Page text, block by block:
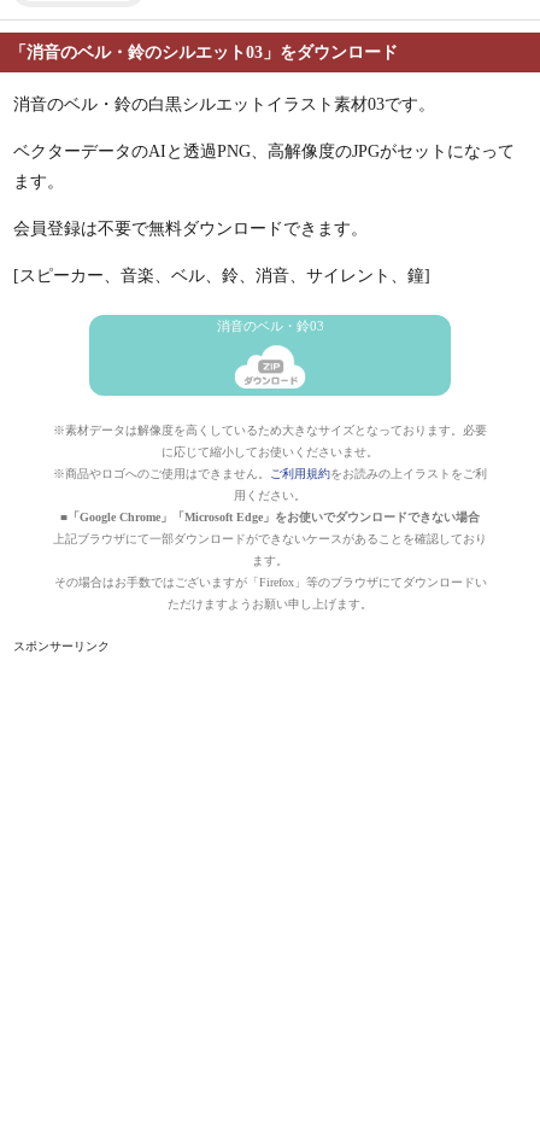
「消音のベル・鈴のシルエット03」をダウンロード
消音のベル・鈴の白黒シルエットイラスト素材03です。
ベクターデータのAIと透過PNG、高解像度のJPGがセットになって
ます。
会員登録は不要で無料ダウンロードできます。
[スピーカー、音楽、ベル、鈴、消音、サイレント、鐘]
消音のベル・鈴03
※素材データは解像度を高くしているため大きなサイズとなっております。必要
に応じて縮小してお使いくださいませ。
※商品やロゴへのご使用はできません。
ご利用規約をお読みの上イラストをご利
用ください。
■「Google Chrome」「Microsoft Edge」をお使いでダウンロードできない場合
上記ブラウザにて一部ダウンロードができないケースがあることを確認しており
ます。
その場合はお手数ではございますが「Firefox」等のブラウザにてダウンロードい
ただけますようお願い申し上げます。
スポンサーリンク